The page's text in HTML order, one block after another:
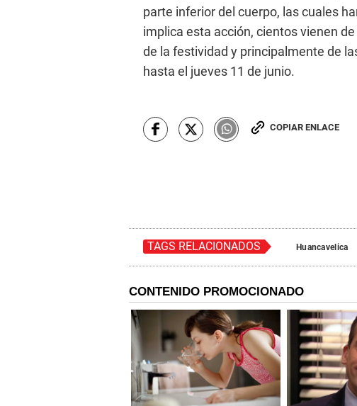
parte inferior del cuerpo, las cuales
implica esta acción, cientos vienen
de la festividad y principalmente de
hasta el jueves 11 de junio.
COPIAR ENLACE
TAGS RELACIONADOS Huancavelica